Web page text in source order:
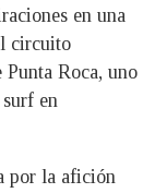
en una
circuito
Punta Roca, uno
en
por la afición